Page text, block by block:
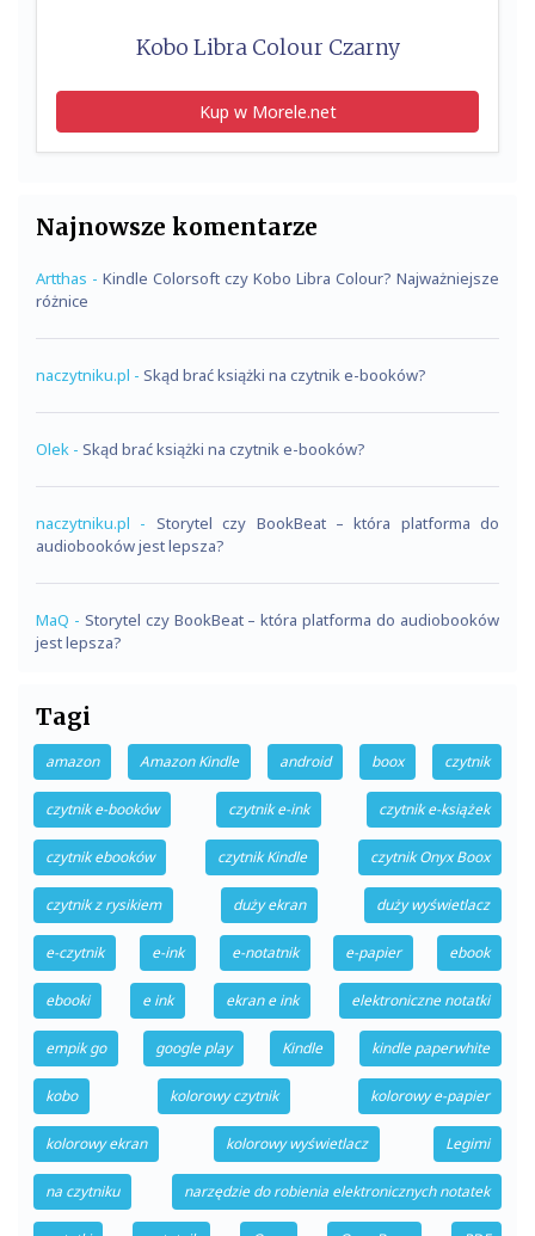
Kobo Libra Colour Czarny
Kup w Morele.net
Najnowsze komentarze
Artthas - Kindle Colorsoft czy Kobo Libra Colour? Najważniejsze
różnice
naczytniku.pl - Skąd brać książki na czytnik e-booków?
Olek - Skąd brać książki na czytnik e-booków?
naczytniku.pl - Storytel czy BookBeat – która platforma do
audiobooków jest lepsza?
MaQ - Storytel czy BookBeat – która platforma do audiobooków
jest lepsza?
Tagi
amazon Amazon Kindle android boox czytnik
czytnik e-booków czytnik e-ink czytnik e-książek
czytnik ebooków czytnik Kindle czytnik Onyx Boox
czytnik z rysikiem duży ekran duży wyświetlacz
e-czytnik e-ink e-notatnik e-papier ebook
ebooki e ink ekran e ink elektroniczne notatki
empik go google play Kindle kindle paperwhite
kobo kolorowy czytnik kolorowy e-papier
kolorowy ekran kolorowy wyświetlacz Legimi
na czytniku narzędzie do robienia elektronicznych notatek